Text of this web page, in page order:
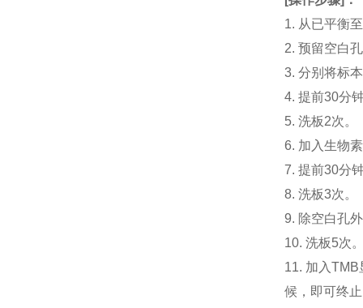
1. 从已平衡
2. 预留空白
3. 分别将标
4. 提前30分
5. 洗板2次。
6. 加入生物
7. 提前30分
8. 洗板3次。
9. 除空白孔
10. 洗板5次
11. 加入
候，即可终